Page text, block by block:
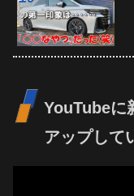
YouTubeに
アップして